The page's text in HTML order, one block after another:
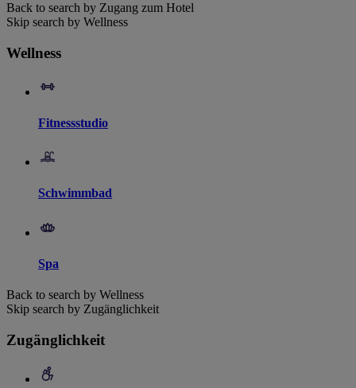
Back to search by Zugang zum Hotel
Skip search by Wellness
Wellness
Fitnessstudio
Schwimmbad
Spa
Back to search by Wellness
Skip search by Zugänglichkeit
Zugänglichkeit